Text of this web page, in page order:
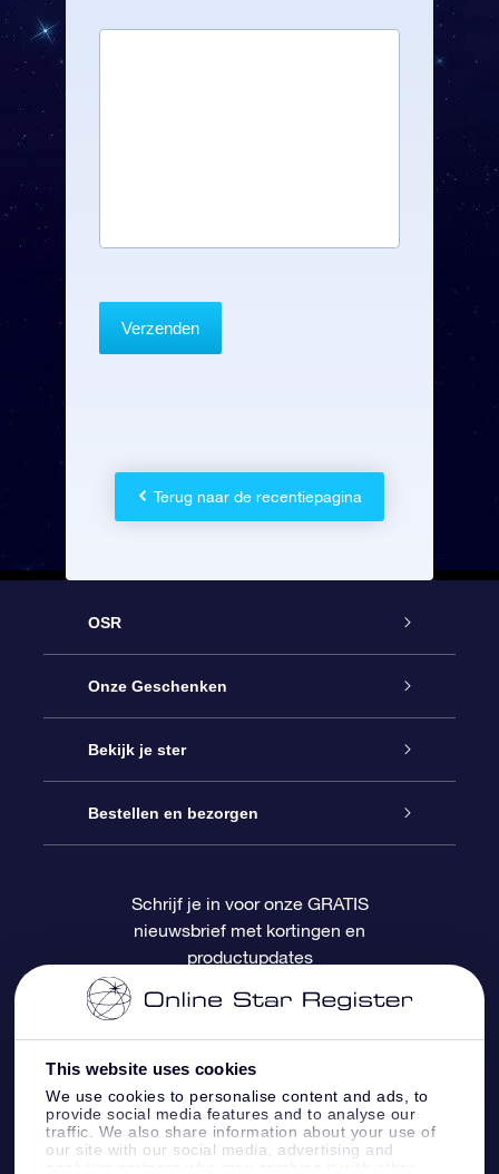
This website uses cookies
We use cookies to personalise content and ads, to
provide social media features and to analyse our
traffic. We also share information about your use of
our site with our social media, advertising and
Terug naar de recentiepagina
OSR
Service
Contact
Blog
OSR Recensies
Onze Geschenken
Online Star Gift
OSR Cadeaupakket
OSR Cadeaukaart
Relatiegeschenken
Bekijk je ster
Sterrenregister
Gepersonaliseerde sterrenpagina
One Million Stars
OSR Starsaver
Fly me to the Stars App
Bestellen en bezorgen
Betalingsinformatie
Verzendinformatie
Retourbeleid
Constellaties
Schrijf je in voor onze GRATIS
nieuwsbrief met kortingen en
productupdates